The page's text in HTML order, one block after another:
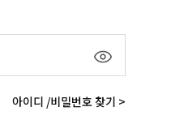
아이디 /비밀번호 찾기 >